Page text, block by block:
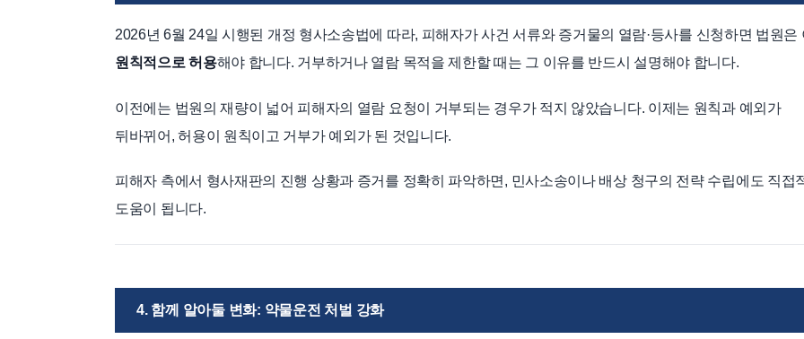
2026년 6월 24일 시행된 개정 형사소송법에 따라, 피해자가 사건 서류와 증거물의 열람·등사를 신청하면 법원은
원칙적으로 허용해야 합니다. 거부하거나 열람 목적을 제한할 때는 그 이유를 반드시 설명해야 합니다.
이전에는 법원의 재량이 넓어 피해자의 열람 요청이 거부되는 경우가 적지 않았습니다. 이제는 원칙과 예외가
뒤바뀌어, 허용이 원칙이고 거부가 예외가 된 것입니다.
피해자 측에서 형사재판의 진행 상황과 증거를 정확히 파악하면, 민사소송이나 배상 청구의 전략 수립에도 직접
도움이 됩니다.
4. 함께 알아둘 변화: 약물운전 처벌 강화